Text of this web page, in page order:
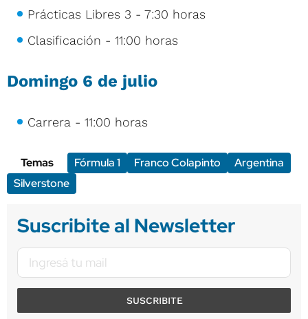
Prácticas Libres 3 - 7:30 horas
Clasificación - 11:00 horas
Domingo 6 de julio
Carrera - 11:00 horas
Temas Fórmula 1 Franco Colapinto
Argentina
Silverstone
Suscribite al Newsletter
SUSCRIBITE